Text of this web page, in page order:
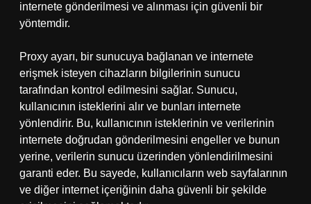
internete gönderilmesi ve alınması için güvenli bir
yöntemdir.
Proxy ayarı, bir sunucuya bağlanan ve internete
erişmek isteyen cihazların bilgilerinin sunucu
tarafından kontrol edilmesini sağlar. Sunucu,
kullanıcının isteklerini alır ve bunları internete
yönlendirir. Bu, kullanıcının isteklerinin ve verilerinin
internete doğrudan gönderilmesini engeller ve bunun
yerine, verilerin sunucu üzerinden yönlendirilmesini
garanti eder. Bu sayede, kullanıcıların web sayfalarının
ve diğer internet içeriğinin daha güvenli bir şekilde